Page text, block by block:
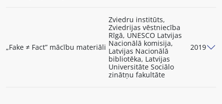
„Fake ≠ Fact” mācību materiāli
Zviedru institūts,
Zviedrijas vēstniecība
Rīgā, UNESCO Latvijas
Nacionālā komisija,
Latvijas Nacionālā
bibliotēka, Latvijas
Universitāte Sociālo
zinātņu fakultāte
2019